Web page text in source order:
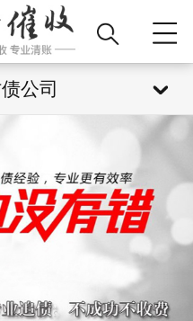
公司